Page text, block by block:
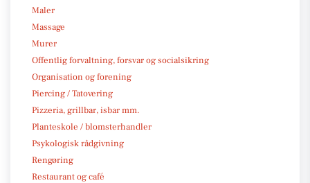
Maler
Massage
Murer
Offentlig forvaltning, forsvar og socialsikring
Organisation og forening
Piercing / Tatovering
Pizzeria, grillbar, isbar mm.
Planteskole / blomsterhandler
Psykologisk rådgivning
Rengøring
Restaurant og café